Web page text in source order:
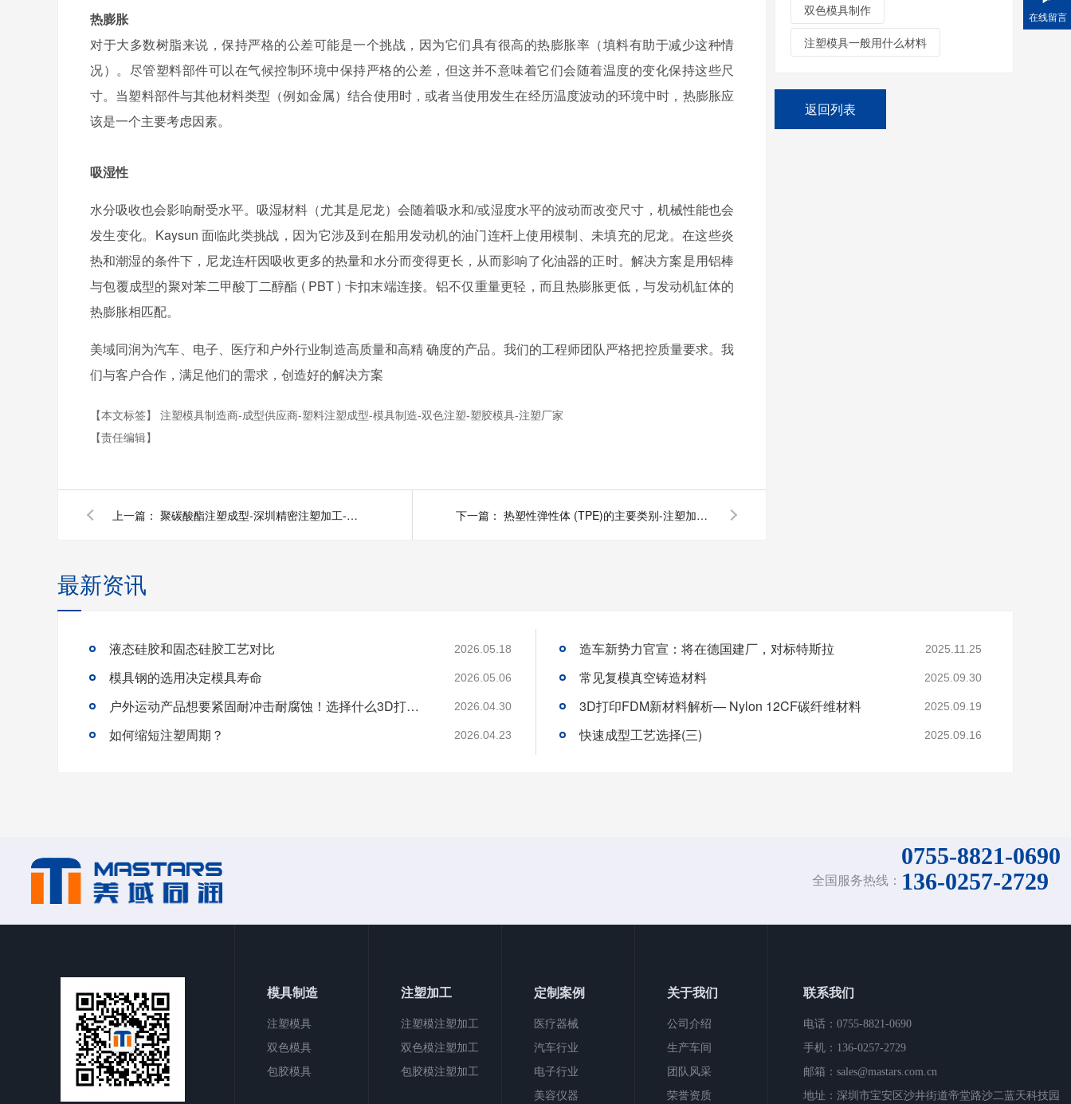
热膨胀
对于大多数树脂来说，保持严格的公差可能是一个挑战，因为它们具有很高的热膨胀率（填料有助于减少这种情
况）。尽管塑料部件可以在气候控制环境中保持严格的公差，但这并不意味着它们会随着温度的变化保持这些尺
寸。当塑料部件与其他材料类型（例如金属）结合使用时，或者当使用发生在经历温度波动的环境中时，热膨胀应
该是一个主要考虑因素。
吸湿性
水分吸收也会影响耐受水平。吸湿材料（尤其是尼龙）会随着吸水和/或湿度水平的波动而改变尺寸，机械性能也会
发生变化。Kaysun 面临此类挑战，因为它涉及到在船用发动机的油门连杆上使用模制、未填充的尼龙。在这些炎
热和潮湿的条件下，尼龙连杆因吸收更多的热量和水分而变得更长，从而影响了化油器的正时。解决方案是用铝棒
与包覆成型的聚对苯二甲酸丁二醇酯 ( PBT ) 卡扣末端连接。铝不仅重量更轻，而且热膨胀更低，与发动机缸体的
热膨胀相匹配。
美域同润为汽车、电子、医疗和户外行业制造高质量和高精 确度的产品。我们的工程师团队严格把控质量要求。我
们与客户合作，满足他们的需求，创造好的解决方案
【本文标签】 注塑模具制造商-成型供应商-塑料注塑成型-模具制造-双色注塑-塑胶模具-注塑厂家
【责任编辑】
上一篇： 聚碳酸酯注塑成型-深圳精密注塑加工-注塑模具设计 下一篇： 热塑性弹性体 (TPE)的主要类别-注塑加工-美域同润
双色模具制作
注塑模具一般用什么材料
返回列表
最新资讯
液态硅胶和固态硅胶工艺对比 2026.05.18
模具钢的选用决定模具寿命 2026.05.06
户外运动产品想要紧固耐冲击耐腐蚀！选择什么3D打印材料与工艺？ 2026.04.30
如何缩短注塑周期？ 2026.04.23
造车新势力官宣：将在德国建厂，对标特斯拉 2025.11.25
常见复模真空铸造材料 2025.09.30
3D打印FDM新材料解析— Nylon 12CF碳纤维材料 2025.09.19
快速成型工艺选择(三) 2025.09.16
全国服务热线：
0755-8821-0690
136-0257-2729
联系我们
电话：0755-8821-0690
手机：136-0257-2729
邮箱：sales@mastars.com.cn
地址：深圳市宝安区沙井街道帝堂路沙二蓝天科技园
模具制造
注塑模具
双色模具
包胶模具
注塑加工
注塑模注塑加工
双色模注塑加工
包胶模注塑加工
定制案例
医疗器械
汽车行业
电子行业
美容仪器
关于我们
公司介绍
生产车间
团队风采
荣誉资质
在线留言